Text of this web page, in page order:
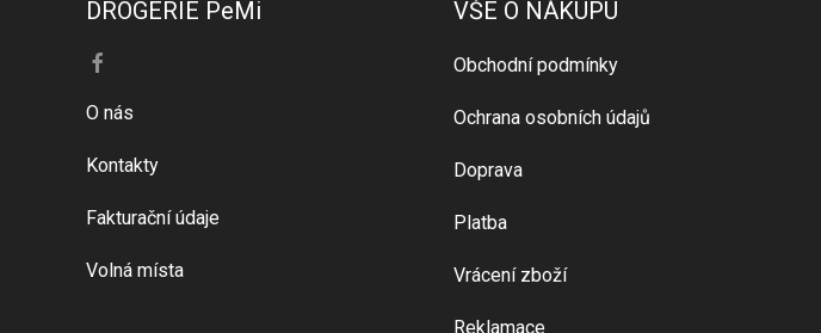
DROGERIE PeMi
O nás
Kontakty
Fakturační údaje
Volná místa
VŠE O NÁKUPU
Obchodní podmínky
Ochrana osobních údajů
Doprava
Platba
Vrácení zboží
Reklamace